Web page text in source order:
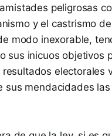
peligrosas
y el castrismo
modo inexorable,
sus inicuos objetivos
electorales
sus mendacidades